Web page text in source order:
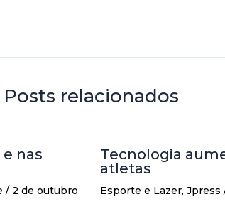
Posts relacionados
nas
/ 2 de outubro
Tecnologia
atletas
Esporte e Lazer, Jpress